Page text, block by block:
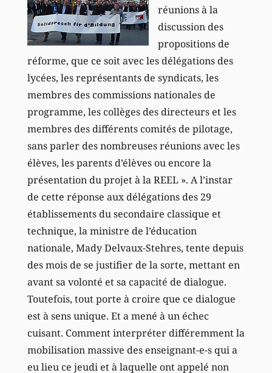
réunions à la
discussion des
propositions de
réforme, que ce soit avec les délégations des
lycées, les représentants de syndicats, les
membres des commissions nationales de
programme, les collèges des directeurs et les
membres des différents comités de pilotage,
sans parler des nombreuses réunions avec les
élèves, les parents d’élèves ou encore la
présentation du projet à la REEL ». A l’instar
de cette réponse aux délégations des 29
établissements du secondaire classique et
technique, la ministre de l’éducation
nationale, Mady Delvaux-Stehres, tente depuis
des mois de se justifier de la sorte, mettant en
avant sa volonté et sa capacité de dialogue.
Toutefois, tout porte à croire que ce dialogue
est à sens unique. Et a mené à un échec
cuisant. Comment interpréter différemment la
mobilisation massive des enseignant-e-s qui a
eu lieu ce jeudi et à laquelle ont appelé non